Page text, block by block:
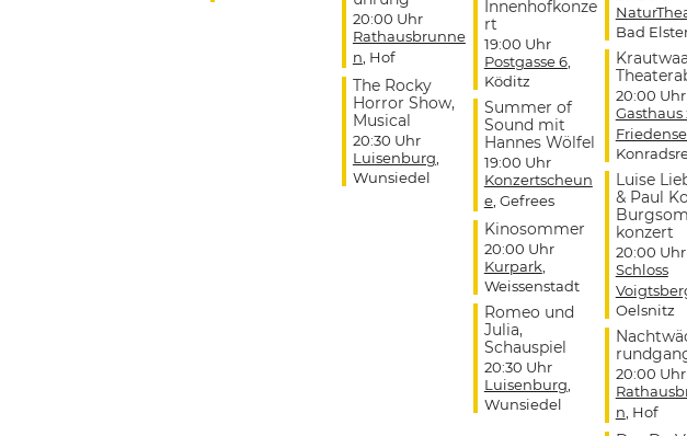
20:00 Uhr
Rathausbrunne
n , Hof
The Rocky
Horror Show,
Musical
20:30 Uhr
Luisenburg
Wunsiedel
Innenhofkonze
rt
19:00 Uhr
Postgasse 6,
Köditz
Summer of
Sound mit
Hannes Wölfel
19:00 Uhr
Konzertscheun
e, Gefrees
Kinosommer
20:00 Uhr
Kurpark
Weissenstadt
Romeo und
Julia,
Schauspiel
20:30 Uhr
Luisenburg
Wunsiedel
Bad
20:00 Uhr
Gasthaus
Luise
& Paul
konzert
20:00 Uhr
Schloss
Oelsnitz
20:00 Uhr
n , Hof